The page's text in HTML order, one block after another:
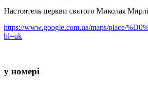
Настоятель церкви святого Миколая
https://www.google.com.ua/maps/place/
hl=uk
у номері